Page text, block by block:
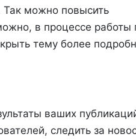
Так можно повысить
в процессе работы
тему более
ваших
следить за